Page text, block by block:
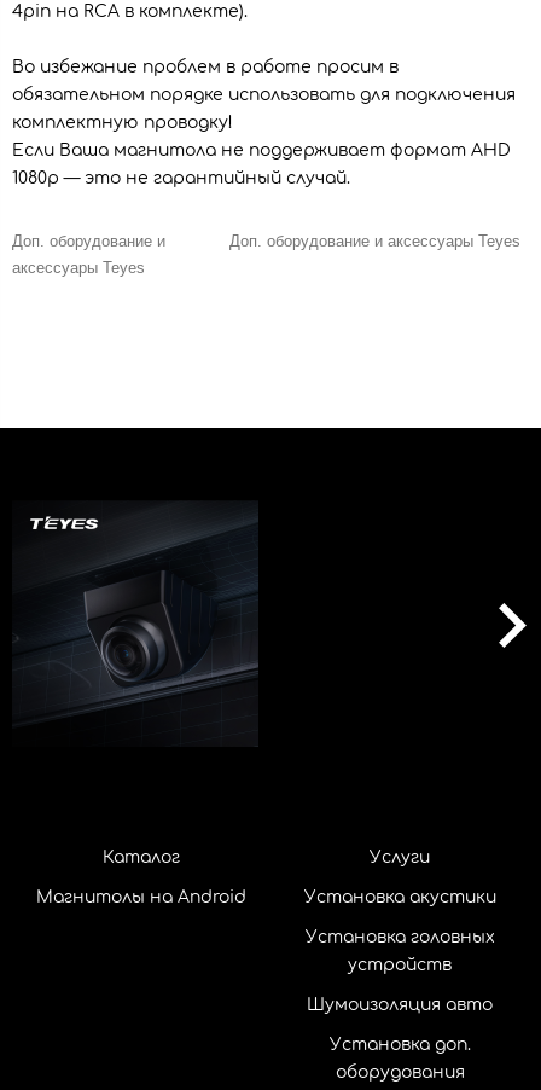
4pin на RCA в комплекте).
Во избежание проблем в работе просим в
обязательном порядке использовать для подключения
комплектную проводку!
Если Ваша магнитола не поддерживает формат AHD
1080p — это не гарантийный случай.
Доп. оборудование и
аксессуары Teyes
Доп. оборудование и аксессуары Teyes
Каталог
Магнитолы на Android
Услуги
Установка акустики
Установка головных
устройств
Шумоизоляция авто
Установка доп.
оборудования